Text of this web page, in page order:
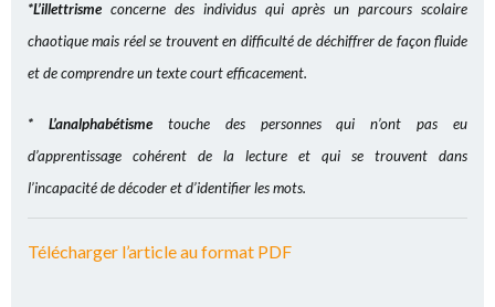
*L’illettrisme concerne des individus qui après un parcours scolaire
chaotique mais réel se trouvent en difficulté de déchiffrer de façon fluide
et de comprendre un texte court efficacement.
* L’analphabétismetouche des personnes qui n’ont pas eu
d’apprentissage cohérent de la lecture et qui se trouvent dans
l’incapacité de décoder et d’identifier les mots.
Télécharger l’article au format PDF